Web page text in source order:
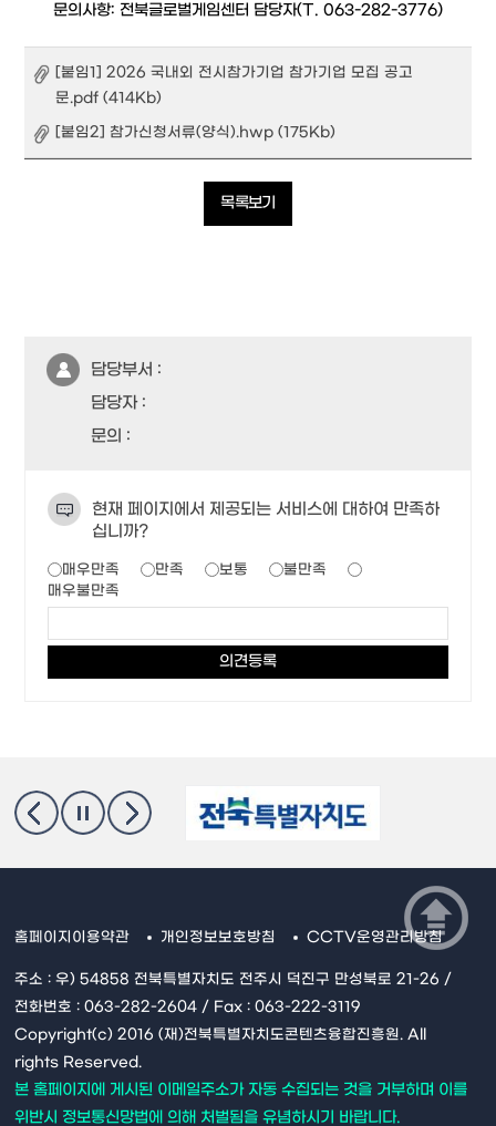
문의사항: 전북글로벌게임센터 담당자(T. 063-282-3776)
[붙임1] 2026 국내외 전시참가기업 참가기업 모집 공고
문.pdf (414Kb)
[붙임2] 참가신청서류(양식).hwp (175Kb)
목록보기
담당부서 :
담당자 :
문의 :
현재 페이지에서 제공되는 서비스에 대하여 만족하
십니까?
매우만족 만족 보통
불만족
매우불만족
홈페이지이용약관 개인정보보호방침 CCTV운영관리방침
주소 : 우) 54858 전북특별자치도 전주시 덕진구 만성북로 21-26 /
전화번호 : 063-282-2604 / Fax : 063-222-3119
Copyright(c) 2016 (재)전북특별자치도콘텐츠융합진흥원. All
rights Reserved.
본 홈페이지에 게시된 이메일주소가 자동 수집되는 것을 거부하며 이를
위반시 정보통신망법에 의해 처벌됨을 유념하시기 바랍니다.